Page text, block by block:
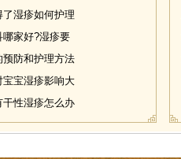
了湿疹如何护理
家好?湿疹要
防和护理方法
宝湿疹影响大
性湿疹怎么办